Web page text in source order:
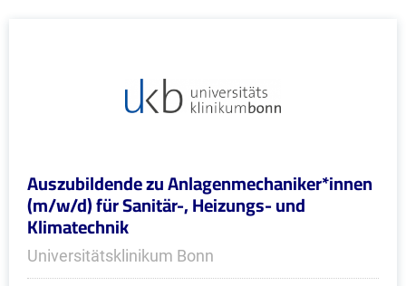
Auszubildende zu Anlagenmechaniker*innen
(m/w/d) für Sanitär-, Heizungs- und
Klimatechnik
Universitätsklinikum Bonn